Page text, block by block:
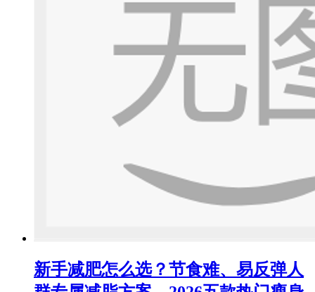
新手减肥怎么选？节食难、易反弹人